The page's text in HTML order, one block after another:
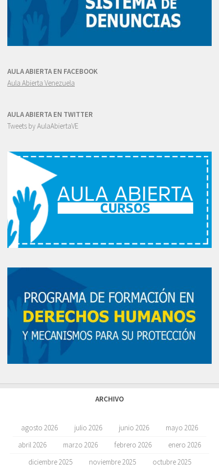
AULA ABIERTA EN FACEBOOK
Aula Abierta Venezuela
AULA ABIERTA EN TWITTER
Tweets by AulaAbiertaVE
ARCHIVO
agosto 2026 julio 2026 junio 2026
mayo 2026
abril 2026
marzo 2026 febrero 2026
enero 2026
diciembre 2025
noviembre 2025
octubre 2025